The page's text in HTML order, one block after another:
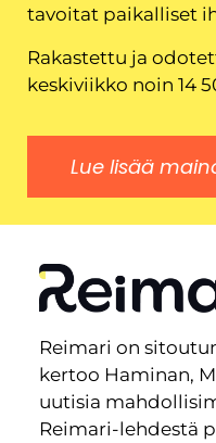
tavoitat paikalliset
Rakastettu ja
keskiviikko noin 14
Lue lisää
Reimari on
kertoo Haminan,
uutisia
Reimari-lehdestä